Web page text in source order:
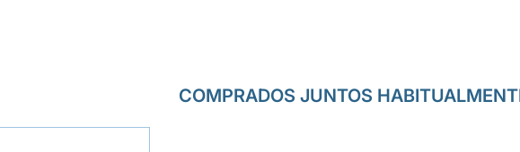
COMPRADOS JUNTOS